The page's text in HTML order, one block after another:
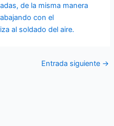
de la misma manera
con el
al soldado del aire.
Entrada siguiente →